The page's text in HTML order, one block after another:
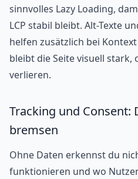
sinnvolles Lazy Loading,
LCP stabil bleibt. Alt-Texte
helfen zusätzlich bei
bleibt die Seite visuell stark,
verlieren.
Tracking und Consent:
bremsen
Ohne Daten erkennst du
funktionieren und wo